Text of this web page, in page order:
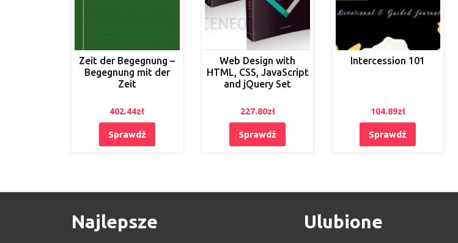
Zeit der Begegnung –
Begegnung mit der
Zeit
402.44zł
Sprawdź
Web Design with
HTML, CSS, JavaScript
and jQuery Set
227.80zł
Sprawdź
Intercession 101
104.89zł
Sprawdź
Najlepsze Ulubione